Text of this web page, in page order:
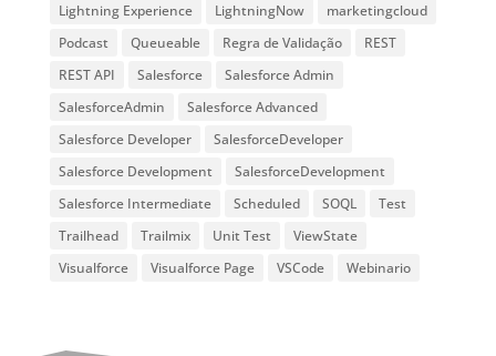
Lightning Experience
LightningNow
marketingcloud
Podcast
Queueable Regra de Validação
REST
REST API
Salesforce
Salesforce Admin
SalesforceAdmin
Salesforce Advanced
Salesforce Developer
SalesforceDeveloper
Salesforce Development
SalesforceDevelopment
Salesforce Intermediate
Scheduled SOQL
Test
Trailhead
Trailmix Unit Test
ViewState
Visualforce
Visualforce Page VSCode Webinario